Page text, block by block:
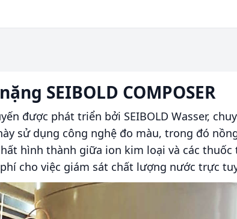
SEIBOLD COMPOSER
được phát triển bởi SEIBOLD Wasser,
sử dụng công nghệ đo màu, trong đó
hình thành giữa ion kim loại và các thuốc
cho việc giám sát chất lượng nước trực